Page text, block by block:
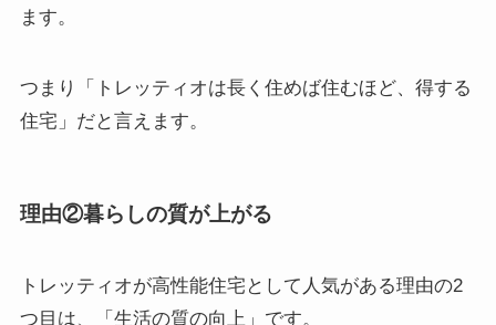
ます。
つまり「トレッティオは長く住めば住むほど、得する
住宅」だと言えます。
理由②暮らしの質が上がる
トレッティオが高性能住宅として人気がある理由の2
つ目は、「生活の質の向上」です。